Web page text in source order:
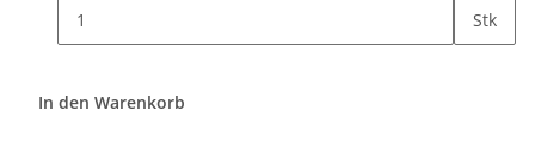
Stk
In den Warenkorb